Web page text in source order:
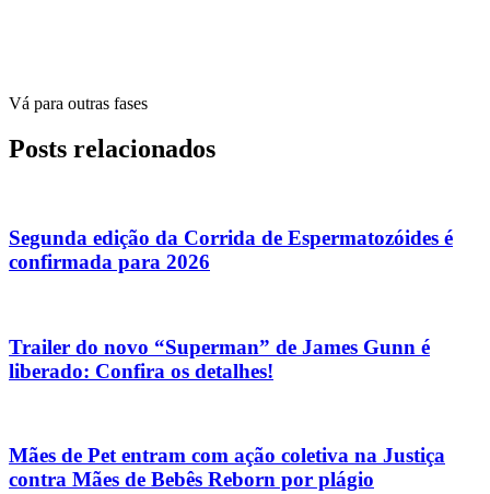
Vá para outras fases
Posts relacionados
Segunda edição da Corrida de Espermatozóides é
confirmada para 2026
Trailer do novo “Superman” de James Gunn é
liberado: Confira os detalhes!
Mães de Pet entram com ação coletiva na Justiça
contra Mães de Bebês Reborn por plágio